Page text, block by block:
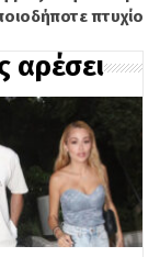
πτυχίο
αρέσει